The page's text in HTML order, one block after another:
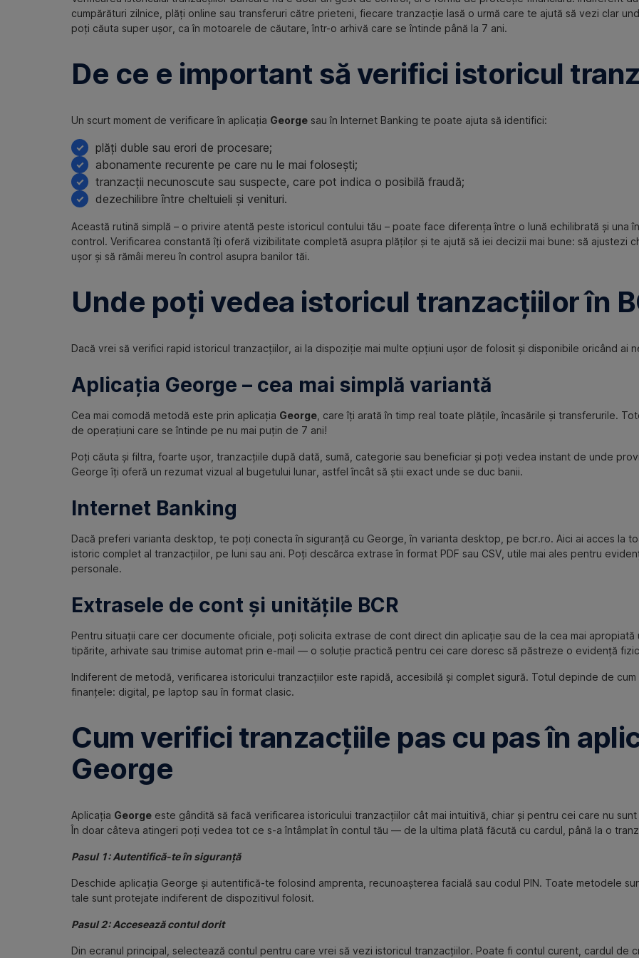
cumpărături zilnice, plăți online sau transferuri către prieteni, fiecare tranzacție lasă o urmă care te ajută să vezi clar
poți căuta super ușor, ca în motoarele de căutare, într-o arhivă care se întinde până la 7 ani.
De ce e important să verifici istoricul
Un scurt moment de verificare în aplicația George sau în Internet Banking te poate ajuta să identifici:
plăți duble sau erori de procesare;
abonamente recurente pe care nu le mai folosești;
tranzacții necunoscute sau suspecte, care pot indica o posibilă fraudă;
dezechilibre între cheltuieli și venituri.
Această rutină simplă – o privire atentă peste istoricul contului tău – poate face diferența între o lună echilibrată și una
control. Verificarea constantă îți oferă vizibilitate completă asupra plăților și te ajută să iei decizii mai bune: să ajustezi
ușor și să rămâi mereu în control asupra banilor tăi.
Unde poți vedea istoricul tranzacțiilor în
Dacă vrei să verifici rapid istoricul tranzacțiilor, ai la dispoziție mai multe opțiuni ușor de folosit și disponibile oricând ai
Aplicația George – cea mai simplă variantă
Cea mai comodă metodă este prin aplicația George , care îți arată în timp real toate plățile, încasările și transferurile.
de operațiuni care se întinde pe nu mai puțin de 7 ani!
Poți căuta și filtra, foarte ușor, tranzacțiile după dată, sumă, categorie sau beneficiar și poți vedea instant de unde
George îți oferă un rezumat vizual al bugetului lunar, astfel încât să știi exact unde se duc banii.
Internet Banking
Dacă preferi varianta desktop, te poți conecta în siguranță cu George, în varianta desktop, pe bcr.ro. Aici ai acces la
istoric complet al tranzacțiilor, pe luni sau ani. Poți descărca extrase în format PDF sau CSV, utile mai ales pentru
personale.
Extrasele de cont și unitățile BCR
Pentru situații care cer documente oficiale, poți solicita extrase de cont direct din aplicație sau de la cea mai apropiată
tipărite, arhivate sau trimise automat prin e-mail — o soluție practică pentru cei care doresc să păstreze o evidență
Indiferent de metodă, verificarea istoricului tranzacțiilor este rapidă, accesibilă și complet sigură. Totul depinde de
finanțele: digital, pe laptop sau în format clasic.
Cum verifici tranzacțiile pas cu pas în
George
Aplicația George este gândită să facă verificarea istoricului tranzacțiilor cât mai intuitivă, chiar și pentru cei care nu
În doar câteva atingeri poți vedea tot ce s-a întâmplat în contul tău — de la ultima plată făcută cu cardul, până la o
Pasul 1: Autentifică-te în siguranță
Deschide aplicația George și autentifică-te folosind amprenta, recunoașterea facială sau codul PIN. Toate metodele
tale sunt protejate indiferent de dispozitivul folosit.
Pasul 2: Accesează contul dorit
Din ecranul principal, selectează contul pentru care vrei să vezi istoricul tranzacțiilor. Poate fi contul curent, cardul de